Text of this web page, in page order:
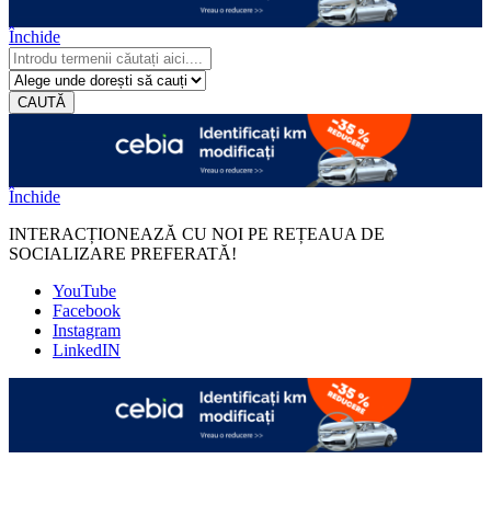
Închide
CAUTĂ
Închide
INTERACȚIONEAZĂ CU NOI PE REȚEAUA DE
SOCIALIZARE PREFERATĂ!
YouTube
Facebook
Instagram
LinkedIN